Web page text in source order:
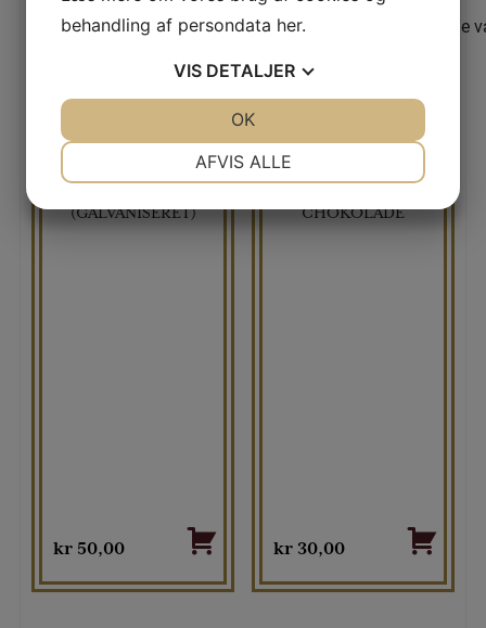
Kun kunder, der er logget ind og har købt denne
Relaterede varer
VANDHANE
(GALVANISERET)
kr50,00
BARBERKNIV I
CHOKOLADE
kr30,00
behandling af persondata her.
VIS DETALJER
AFVIS ALLE
OK